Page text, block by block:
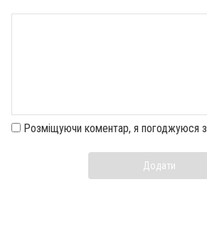
Розміщуючи коментар, я погоджуюся з
Додати